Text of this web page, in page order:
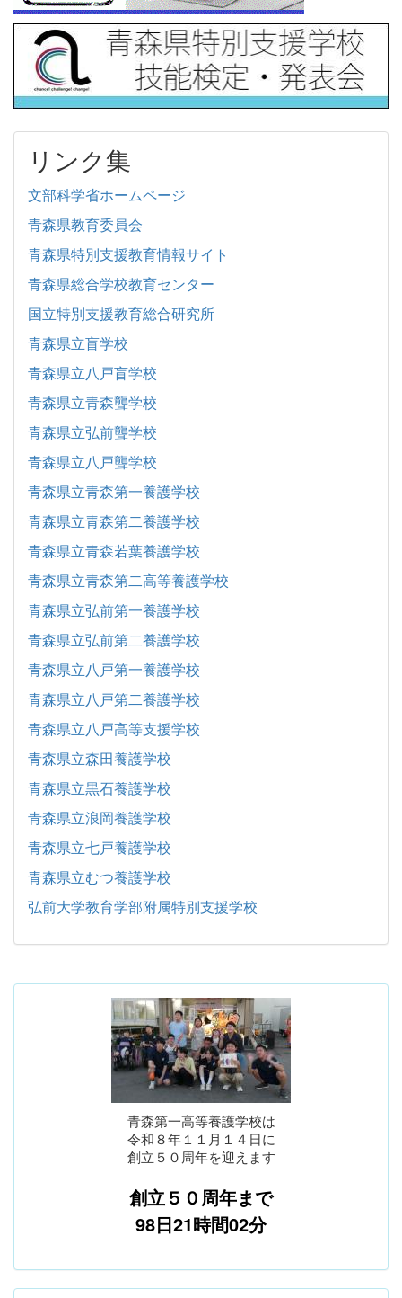
リンク集
文部科学省ホームページ
青森県教育委員会
青森県特別支援教育情報サイト
青森県総合学校教育センター
国立特別支援教育総合研究所
青森県立盲学校
青森県立八戸盲学校
青森県立青森聾学校
青森県立弘前聾学校
青森県立八戸聾学校
青森県立青森第一養護学校
青森県立青森第二養護学校
青森県立青森若葉養護学校
青森県立青森第二高等養護学校
青森県立弘前第一養護学校
青森県立弘前第二養護学校
青森県立八戸第一養護学校
青森県立八戸第二養護学校
青森県立八戸高等支援学校
青森県立森田養護学校
青森県立黒石養護学校
青森県立浪岡養護学校
青森県立七戸養護学校
青森県立むつ養護学校
弘前大学教育学部附属特別支援学校
青森第一高等養護学校は
令和８年１１月１４日に
創立５０周年を迎えます
創立５０周年まで
98日21時間02分